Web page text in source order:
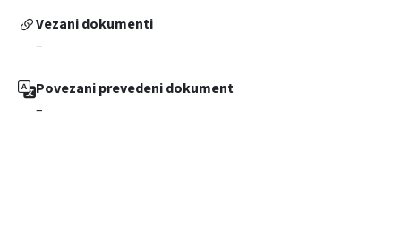
Vezani dokumenti
–
Povezani prevedeni dokument
–